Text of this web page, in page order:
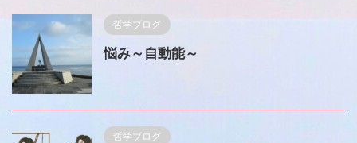
哲学ブログ
悩み～自動能～
哲学ブログ